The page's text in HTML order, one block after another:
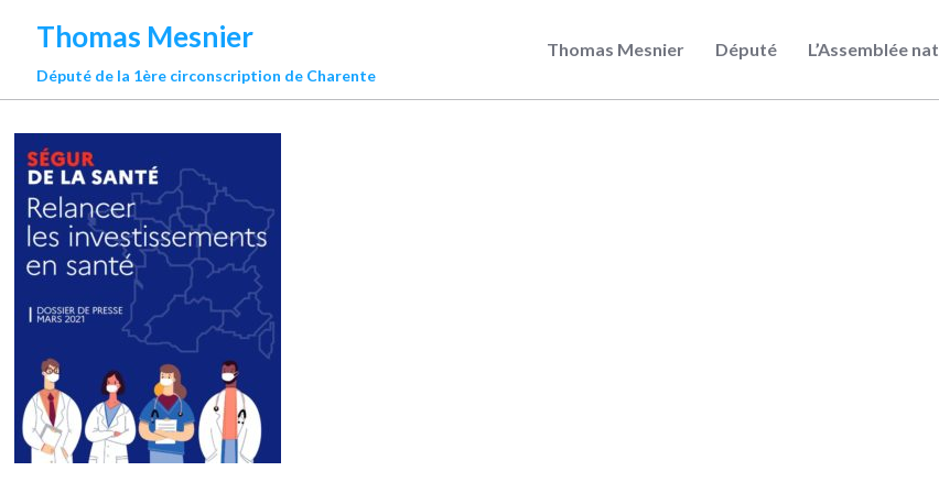
Thomas Mesnier
Député de la 1ère circonscription de Charente
Thomas Mesnier Député L’Assemblée